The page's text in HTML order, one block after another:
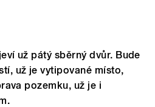
už pátý sběrný dvůr. Bude
už je vytipované místo,
pozemku, už je i